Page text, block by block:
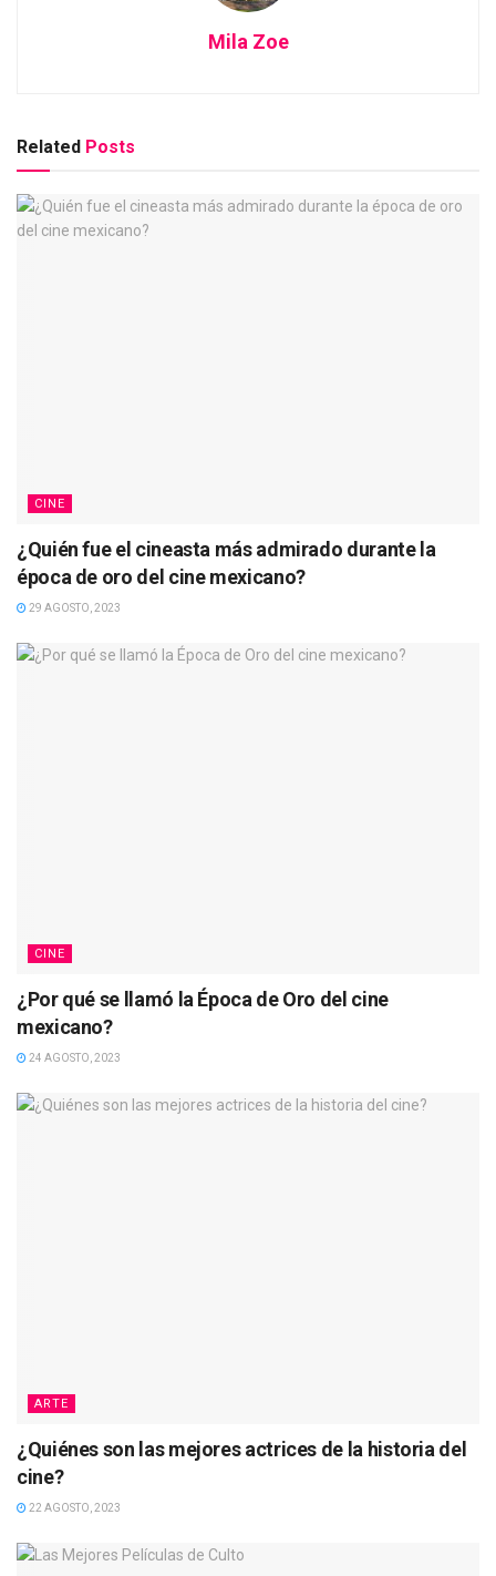
Mila Zoe
Related Posts
CINE
¿Quién fue el cineasta más admirado durante la
época de oro del cine mexicano?
29 AGOSTO, 2023
CINE
¿Por qué se llamó la Época de Oro del cine
mexicano?
24 AGOSTO, 2023
ARTE
¿Quiénes son las mejores actrices de la historia del
cine?
22 AGOSTO, 2023